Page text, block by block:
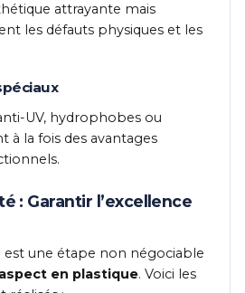
attrayante mais
les défauts physiques et les
UV, hydrophobes ou
à la fois des avantages
: Garantir l’excellence
une étape non négociable
en plastique. Voici les